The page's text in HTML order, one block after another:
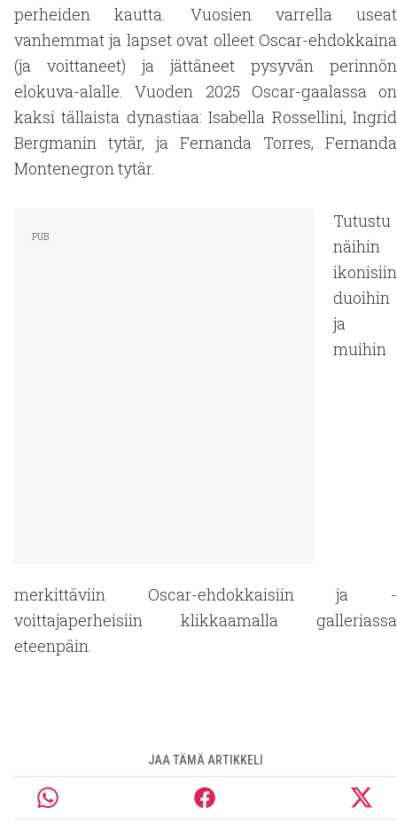
perheiden kautta. Vuosien varrella useat
vanhemmat ja lapset ovat olleet Oscar-ehdokkaina
(ja voittaneet) ja jättäneet pysyvän perinnön
elokuva-alalle. Vuoden 2025 Oscar-gaalassa on
kaksi tällaista dynastiaa: Isabella Rossellini, Ingrid
Bergmanin tytär, ja Fernanda Torres, Fernanda
Montenegron tytär.
Tutustu
näihin
ikonisiin
duoihin
ja
muihin
merkittäviin Oscar-ehdokkaisiin ja -
voittajaperheisiin klikkaamalla galleriassa
eteenpäin.
JAA TÄMÄ ARTIKKELI